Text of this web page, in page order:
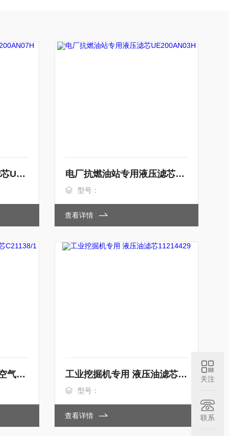
矿山机械液压系统 油滤芯UE200AN07H 电厂抗燃油站专用液压滤芯UE200AN03H
型号：
查看详情
工业空压机专用圆筒式空气滤芯C21138/1 工业挖掘机专用 液压油滤芯11214429
型号：
查看详情
关注
联系